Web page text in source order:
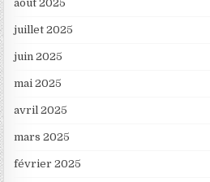
août 2025
juillet 2025
juin 2025
mai 2025
avril 2025
mars 2025
février 2025